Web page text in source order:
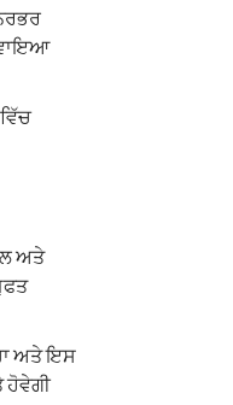
ਅਤੇ
ਅਤੇ ਇਸ
ਹੋਵੇਗੀ